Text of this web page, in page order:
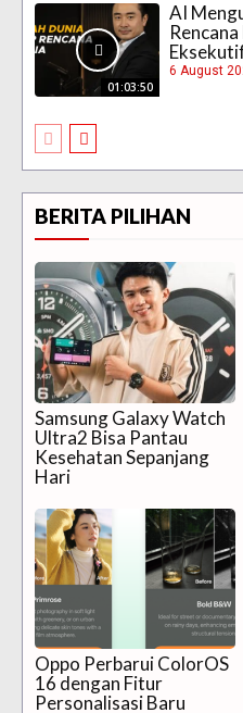
01:03:50
AI
6 August
BERITA PILIHAN
Samsung Galaxy Watch
Ultra2 Bisa Pantau
Kesehatan Sepanjang
Hari
Oppo Perbarui ColorOS
16 dengan Fitur
Personalisasi Baru